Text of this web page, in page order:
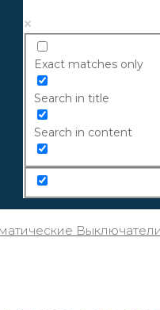
Exact matches only
Search in title
Search in content